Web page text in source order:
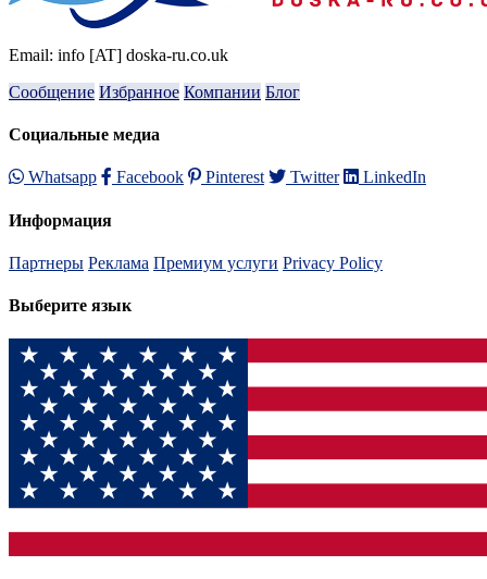
Email: info [AT] doska-ru.co.uk
Сообщение Избранное Компании Блог
Социальные медиа
Whatsapp Facebook Pinterest Twitter LinkedIn
Информация
Партнеры Реклама Премиум услуги Privacy Policy
Выберите язык